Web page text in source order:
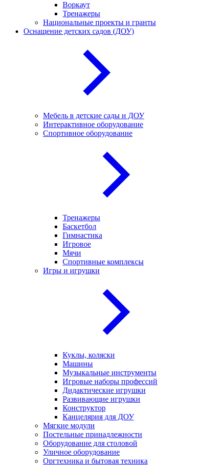
Воркаут
Тренажеры
Национальные проекты и гранты
Оснащение детских садов (ДОУ)
Мебель в детские сады и ДОУ
Интерактивное оборудование
Спортивное оборудование
Тренажеры
Баскетбол
Гимнастика
Игровое
Мячи
Спортивные комплексы
Игры и игрушки
Куклы, коляски
Машины
Музыкальные инструменты
Игровые наборы профессий
Дидактические игрушки
Развивающие игрушки
Конструктор
Канцелярия для ДОУ
Мягкие модули
Постельные принадлежности
Оборудование для столовой
Уличное оборудование
Оргтехника и бытовая техника